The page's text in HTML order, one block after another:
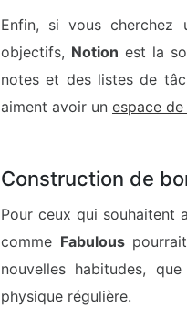
Enfin, si vous
objectifs, Notion est la
notes et des listes de
aiment avoir un espace
Construction de
Pour ceux qui souhaitent
comme Fabulouspourrait
nouvelles habitudes,
physique régulière.